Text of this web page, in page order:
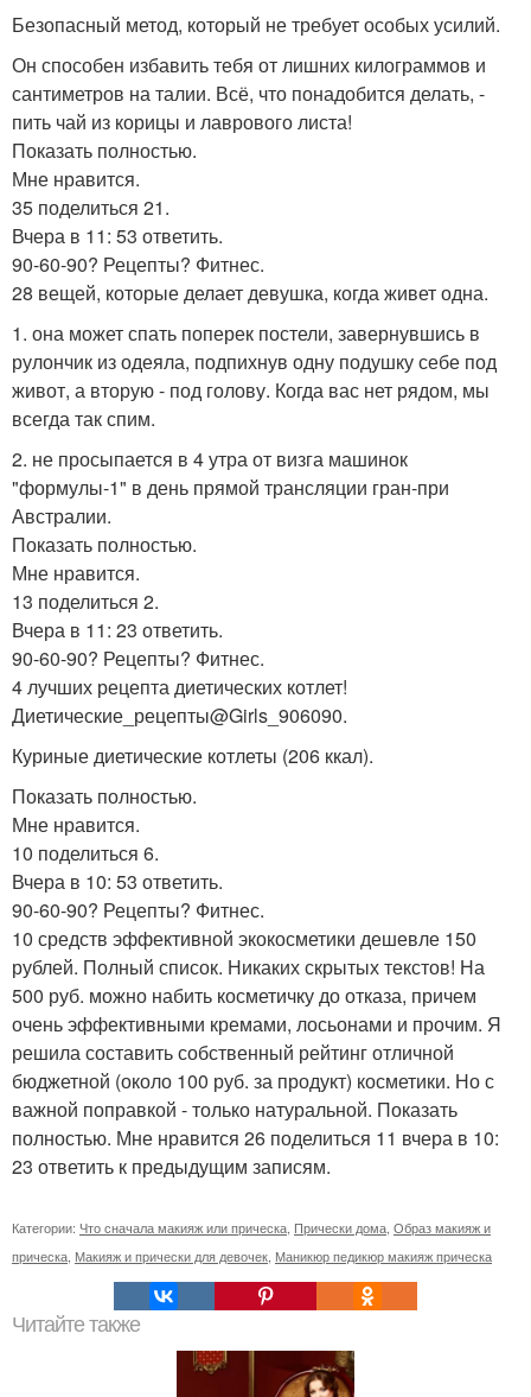
Безопасный метод, который не требует особых усилий.
Он способен избавить тебя от лишних килограммов и
сантиметров на талии. Всё, что понадобится делать, -
пить чай из корицы и лаврового листа!
Показать полностью.
Мне нравится.
35 поделиться 21.
Вчера в 11: 53 ответить.
90-60-90? Рецепты? Фитнес.
28 вещей, которые делает девушка, когда живет одна.
1. она может спать поперек постели, завернувшись в
рулончик из одеяла, подпихнув одну подушку себе под
живот, а вторую - под голову. Когда вас нет рядом, мы
всегда так спим.
2. не просыпается в 4 утра от визга машинок
"формулы-1" в день прямой трансляции гран-при
Австралии.
Показать полностью.
Мне нравится.
13 поделиться 2.
Вчера в 11: 23 ответить.
90-60-90? Рецепты? Фитнес.
4 лучших рецепта диетических котлет!
Диетические_рецепты@Girls_906090.
Куриные диетические котлеты (206 ккал).
Показать полностью.
Мне нравится.
10 поделиться 6.
Вчера в 10: 53 ответить.
90-60-90? Рецепты? Фитнес.
10 средств эффективной экокосметики дешевле 150
рублей. Полный список. Никаких скрытых текстов! На
500 руб. можно набить косметичку до отказа, причем
очень эффективными кремами, лосьонами и прочим. Я
решила составить собственный рейтинг отличной
бюджетной (около 100 руб. за продукт) косметики. Но с
важной поправкой - только натуральной. Показать
полностью. Мне нравится 26 поделиться 11 вчера в 10:
23 ответить к предыдущим записям.
Категории: Что сначала макияж или прическа Прически дома Образ макияж и
прическа Макияж и прически для девочек Маникюр педикюр макияж прическа
Читайте также